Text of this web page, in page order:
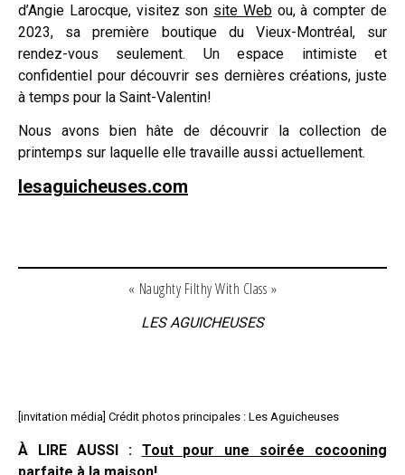
d’Angie Larocque, visitez son site Webou, à compter de
2023, sa première boutique du Vieux-Montréal, sur
rendez-vous seulement. Un espace intimiste et
confidentiel pour découvrir ses dernières créations, juste
à temps pour la Saint-Valentin!
Nous avons bien hâte de découvrir la collection de
printemps sur laquelle elle travaille aussi actuellement.
lesaguicheuses.com
« Naughty Filthy With Class »
LES AGUICHEUSES
[invitation média] Crédit photos principales : Les Aguicheuses
À LIRE AUSSI : Tout pour une soirée cocooning